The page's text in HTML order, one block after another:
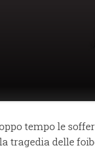
tempo le
tragedia delle